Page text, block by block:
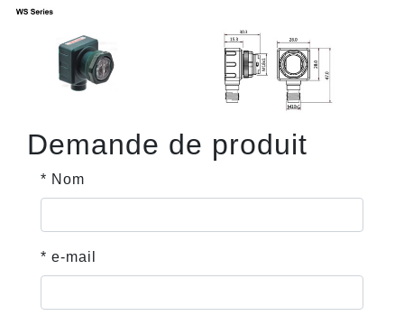
Demande de produit
* Nom
* e-mail